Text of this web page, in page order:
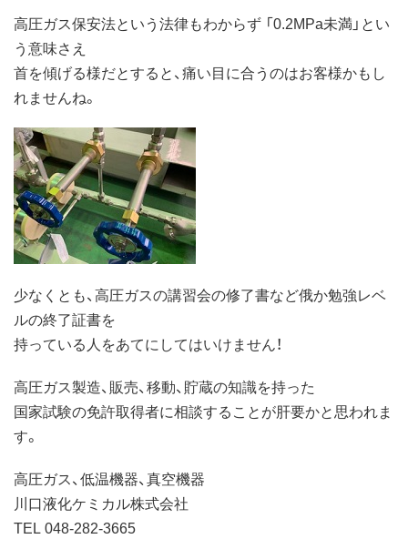
高圧ガス保安法という法律もわからず 「0.2MPa未満」とい
う意味さえ
首を傾げる様だとすると、痛い目に合うのはお客様かもし
れませんね。
少なくとも、高圧ガスの講習会の修了書など俄か勉強レベ
ルの終了証書を
持っている人をあてにしてはいけません！
高圧ガス製造、販売、移動、貯蔵の知識を持った
国家試験の免許取得者に相談することが肝要かと思われま
す。
高圧ガス、低温機器、真空機器
川口液化ケミカル株式会社
TEL 048-282-3665